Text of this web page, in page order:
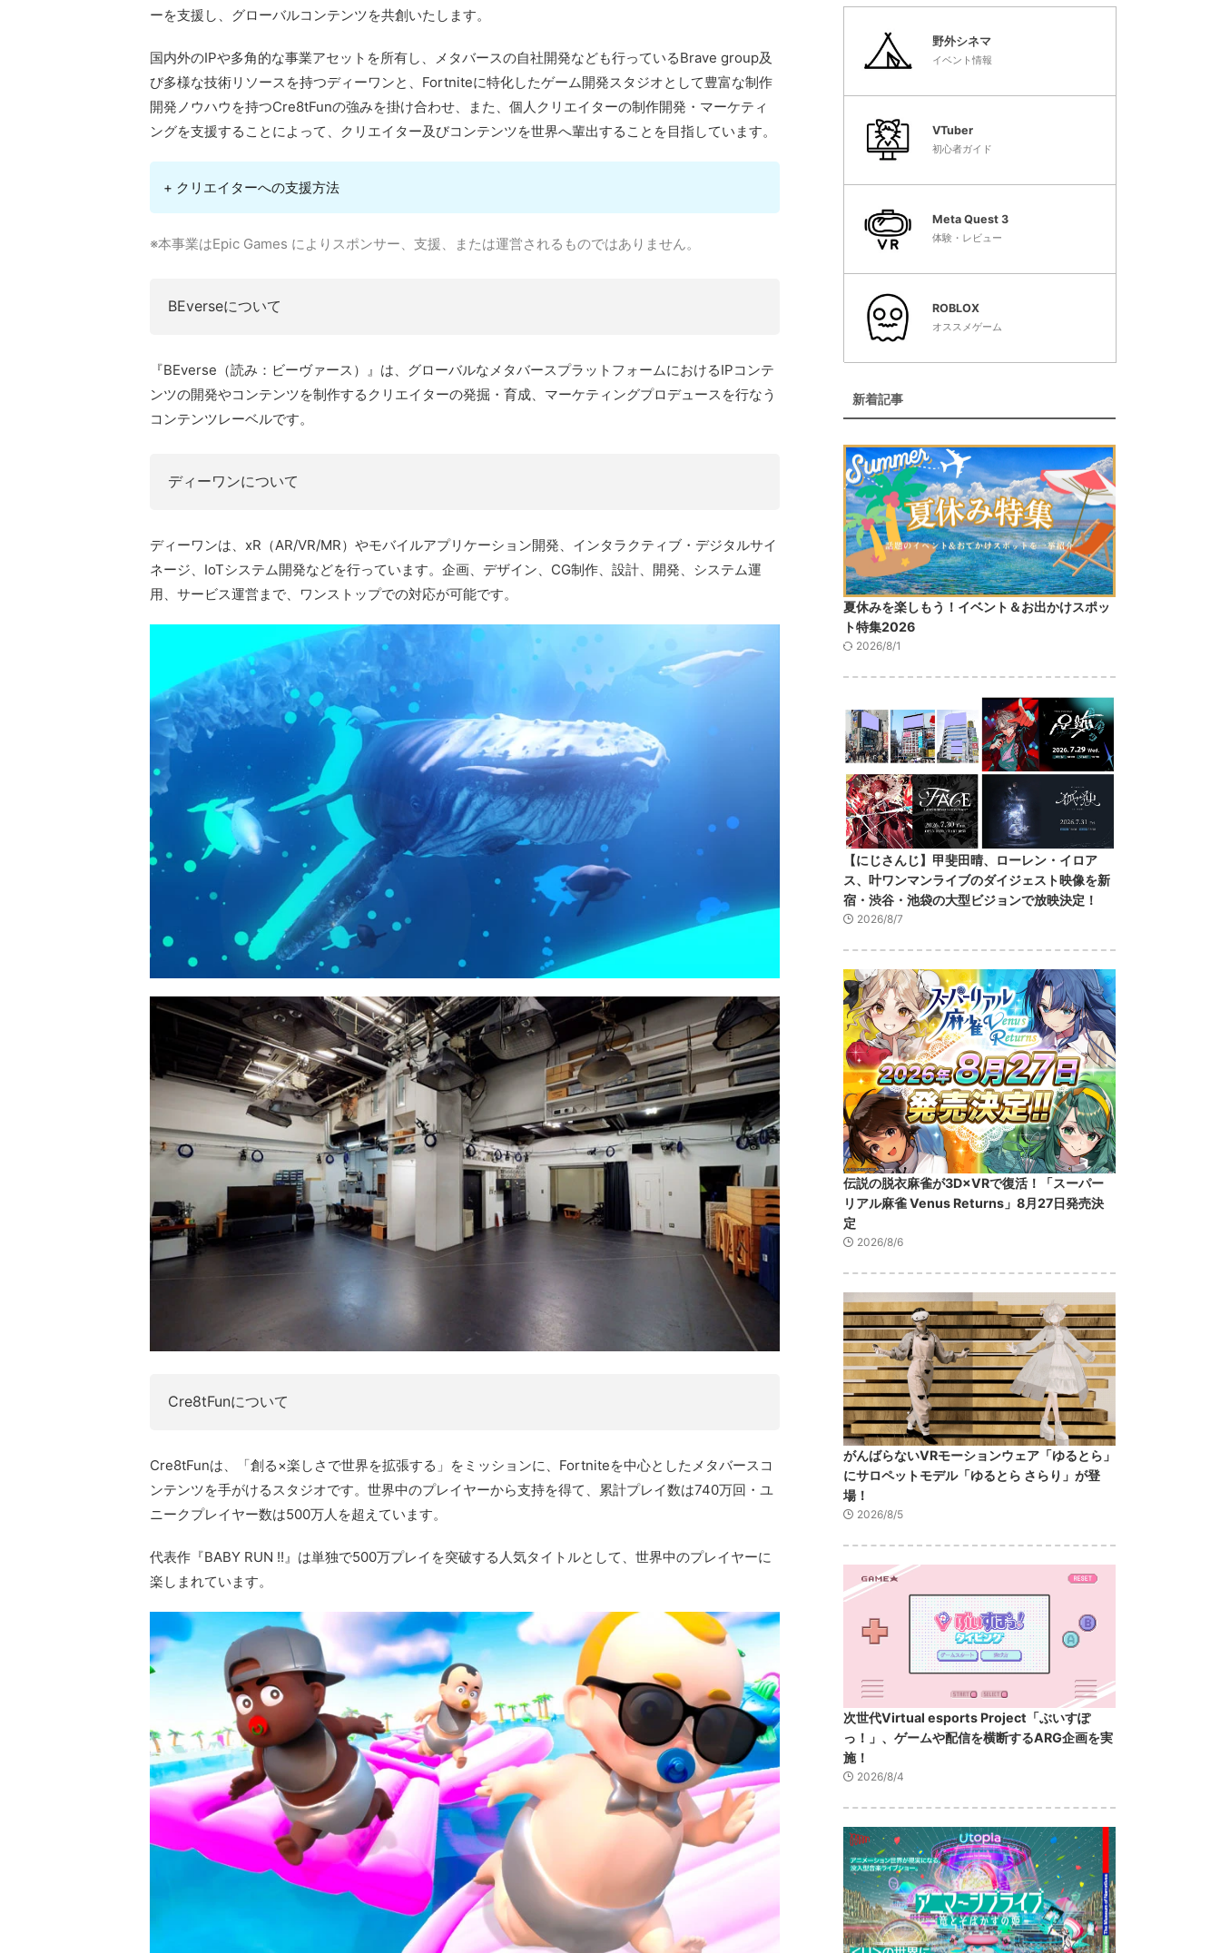
ーを支援し、グローバルコンテンツを共創いたします。
国内外のIPや多角的な事業アセットを所有し、メタバースの自社開発なども行っているBrave group及
び多様な技術リソースを持つディーワンと、Fortniteに特化したゲーム開発スタジオとして豊富な制作
開発ノウハウを持つCre8tFunの強みを掛け合わせ、また、個人クリエイターの制作開発・マーケティ
ングを支援することによって、クリエイター及びコンテンツを世界へ輩出することを目指しています。
+ クリエイターへの支援方法
※本事業はEpic Games によりスポンサー、支援、または運営されるものではありません。
BEverseについて
『BEverse（読み：ビーヴァース）』は、グローバルなメタバースプラットフォームにおけるIPコンテ
ンツの開発やコンテンツを制作するクリエイターの発掘・育成、マーケティングプロデュースを行なう
コンテンツレーベルです。
ディーワンについて
ディーワンは、xR（AR/VR/MR）やモバイルアプリケーション開発、インタラクティブ・デジタルサイ
ネージ、IoTシステム開発などを行っています。企画、デザイン、CG制作、設計、開発、システム運
用、サービス運営まで、ワンストップでの対応が可能です。
Cre8tFunについて
Cre8tFunは、「創る×楽しさで世界を拡張する」をミッションに、Fortniteを中心としたメタバースコ
ンテンツを手がけるスタジオです。世界中のプレイヤーから支持を得て、累計プレイ数は740万回・ユ
ニークプレイヤー数は500万人を超えています。
代表作『BABY RUN !!』は単独で500万プレイを突破する人気タイトルとして、世界中のプレイヤーに
楽しまれています。
野外シネマ
イベント情報
VTuber
初心者ガイド
Meta Quest 3
体験・レビュー
ROBLOX
オススメゲーム
新着記事
夏休みを楽しもう！イベント＆お出かけスポッ
ト特集2026
2026/8/1
【にじさんじ】甲斐田晴、ローレン・イロア
ス、叶ワンマンライブのダイジェスト映像を新
宿・渋谷・池袋の大型ビジョンで放映決定！
2026/8/7
伝説の脱衣麻雀が3D×VRで復活！「スーパー
リアル麻雀 Venus Returns」8月27日発売決
定
2026/8/6
がんばらないVRモーションウェア「ゆるとら」
にサロペットモデル「ゆるとら さらり」が登
場！
2026/8/5
次世代Virtual esports Project「ぶいすぽ
っ！」、ゲームや配信を横断するARG企画を実
施！
2026/8/4